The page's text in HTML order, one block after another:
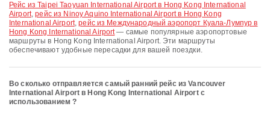
рейс из Taipei Taoyuan International Airport в Hong Kong International
Airport,рейс из Ninoy Aquino International Airport в Hong Kong
International Airport,рейс из Международный аэропорт Куала-Лумпур в
Hong Kong International Airport— самые популярные аэропортовые
маршруты в Hong Kong International Airport. Эти маршруты
обеспечивают удобные пересадки для вашей поездки.
Во сколько отправляется самый ранний рейс из Vancouver
International Airport в Hong Kong International Airport с
использованием ?